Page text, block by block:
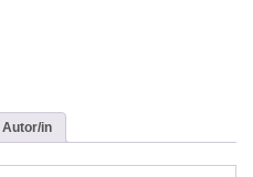
Autor/in